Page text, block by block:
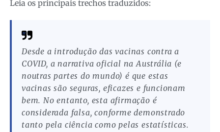
Leia os principais trechos traduzidos:
Desde a introdução das vacinas contra a
COVID, a narrativa oficial na Austrália (e
noutras partes do mundo) é que estas
vacinas são seguras, eficazes e funcionam
bem. No entanto, esta afirmação é
considerada falsa, conforme demonstrado
tanto pela ciência como pelas estatísticas.